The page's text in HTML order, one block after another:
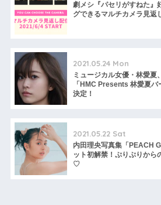
劇メシ『パセリがすねた』
グできるマルチカメラ見返
2021.05.24 Mon
ミュージカル女優・林愛夏
「HMC Presents 林愛夏
決定！
2021.05.22 Sat
内田理央写真集「PEACH
ット初解禁！ぷりぷりから
♡